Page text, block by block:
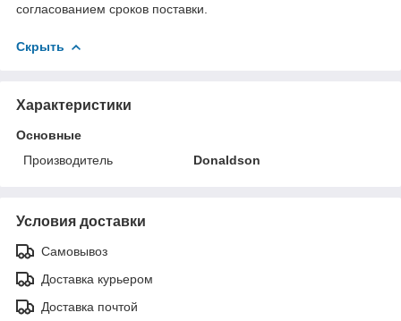
согласованием сроков поставки.
Скрыть
Характеристики
Основные
Производитель
Donaldson
Условия доставки
Самовывоз
Доставка курьером
Доставка почтой